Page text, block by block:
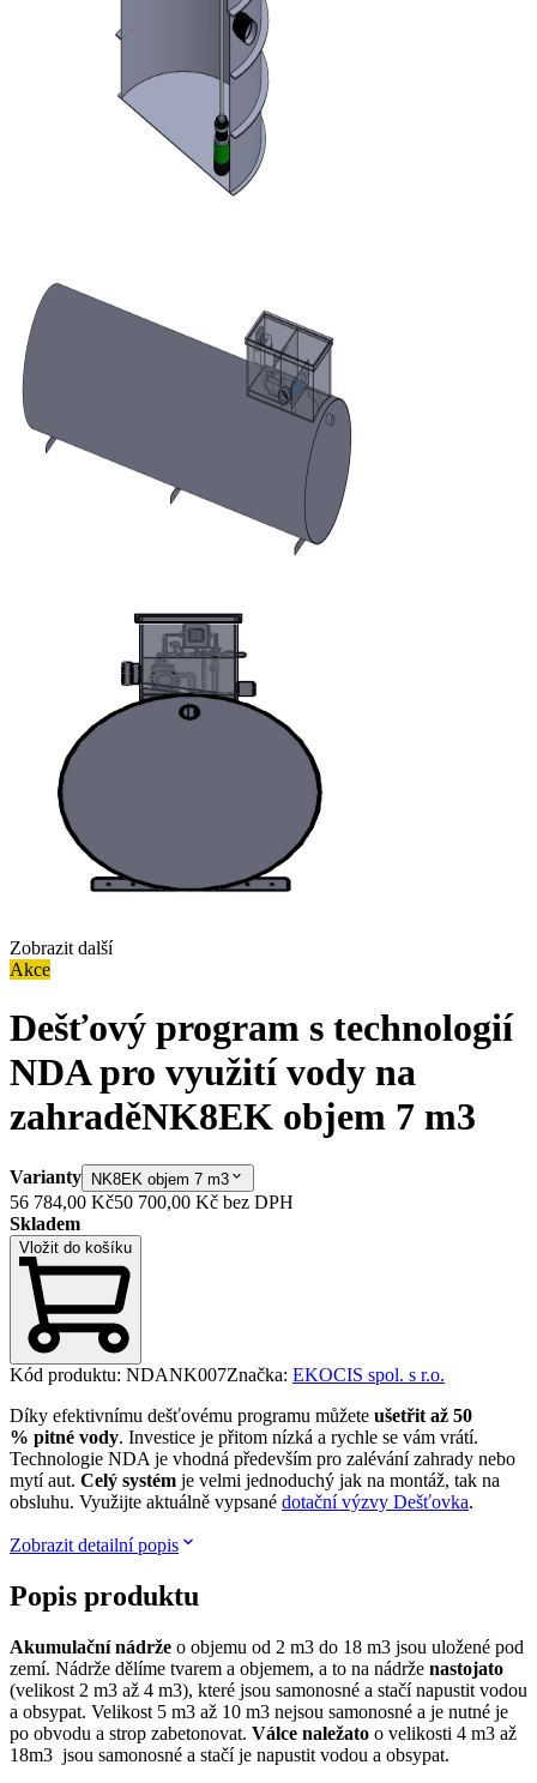
Zobrazit další
Akce
Dešťový program s technologií
NDA pro využití vody na
zahraděNK8EK objem 7 m3
Varianty NK8EK objem 7 m3
56 784,00 Kč50 700,00 Kč bez DPH
Skladem
Vložit do košíku
Kód produktu: NDANK007Značka: EKOCIS spol. s r.o.
Díky efektivnímu dešťovému programu můžete ušetřit až 50
% pitné vody. Investice je přitom nízká a rychle se vám vrátí.
Technologie NDA je vhodná především pro zalévání zahrady nebo
mytí aut. Celý systém je velmi jednoduchý jak na montáž, tak na
obsluhu. Využijte aktuálně vypsané dotační výzvy Dešťovka.
Zobrazit detailní popis
Popis produktu
Akumulační nádrže o objemu od 2 m3 do 18 m3 jsou uložené pod
zemí. Nádrže dělíme tvarem a objemem, a to na nádrže nastojato
(velikost 2 m3 až 4 m3), které jsou samonosné a stačí napustit vodou
a obsypat. Velikost 5 m3 až 10 m3 nejsou samonosné a je nutné je
po obvodu a strop zabetonovat. Válce naležato o velikosti 4 m3 až
18m3 jsou samonosné a stačí je napustit vodou a obsypat.